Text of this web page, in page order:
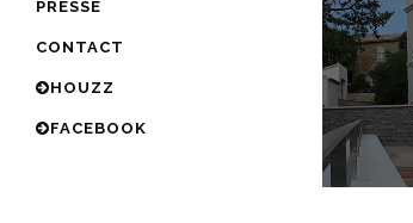
PRESSE
CONTACT
HOUZZ
FACEBOOK